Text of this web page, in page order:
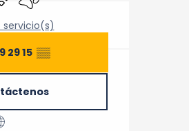
29 15 ▒▒